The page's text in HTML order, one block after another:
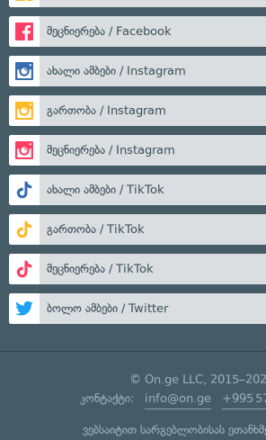
მეცნიერება / Facebook
ახალი ამბები / Instagram
გართობა / Instagram
მეცნიერება / Instagram
ახალი ამბები / TikTok
გართობა / TikTok
მეცნიერება / TikTok
ბოლო ამბები / Twitter
© On.ge LLC,
კონტაქტი: info@on.ge +995
ვებსაიტით სარგებლობისას